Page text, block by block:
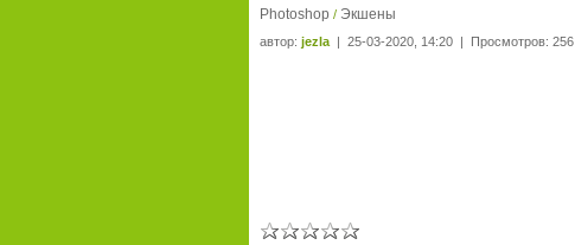
Photoshop / Экшены
автор: jezla | 25-03-2020, 14:20 | Просмотров: 256